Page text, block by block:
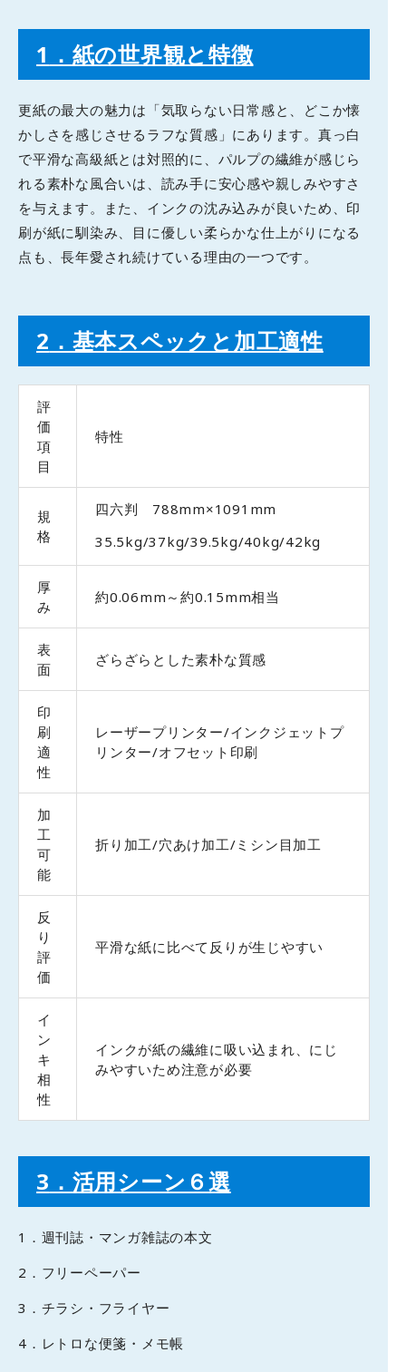
1 ．紙の世界観と特徴
​更紙の最大の魅力は「気取らない日常感と、どこか懐
かしさを感じさせるラフな質感」にあります。真っ白
で平滑な高級紙とは対照的に、パルプの繊維が感じら
れる素朴な風合いは、読み手に安心感や親しみやすさ
を与えます。また、インクの沈み込みが良いため、印
刷が紙に馴染み、目に優しい柔らかな仕上がりになる
点も、長年愛され続けている理由の一つです。
2 ．基本スペックと加工適性
評
価
項
目
特性
規
格
四六判 788mm×1091mm
35.5kg/37kg/39.5kg/40kg/42kg
厚
み
約0.06mm～約0.15mm相当
表
面
ざらざらとした素朴な質感
印
刷
適
性
レーザープリンター/インクジェットプ
リンター/オフセット印刷
加
工
可
能
折り加工/穴あけ加工/ミシン目加工
反
り
評
価
平滑な紙に比べて反りが生じやすい
イ
ン
キ
相
性
インクが紙の繊維に吸い込まれ、にじ
みやすいため注意が必要
3 ．活用シーン６選
1．週刊誌・マンガ雑誌の本文
2．フリーペーパー
3．チラシ・フライヤー
4．レトロな便箋・メモ帳